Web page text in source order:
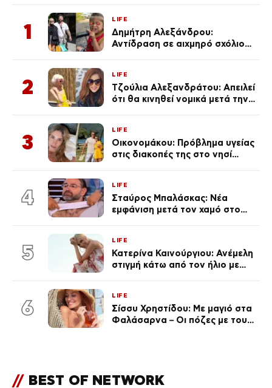
1
LIFE
Δημήτρη Αλεξάνδρου:
Αντίδραση σε αιχμηρό σχόλιο
2
LIFE
Τζούλια Αλεξανδράτου: Απειλεί
ότι θα κινηθεί νομικά μετά την
3
LIFE
Οικονομάκου: Πρόβλημα υγείας
στις διακοπές της στο νησί
4
LIFE
Σταύρος Μπαλάσκας: Νέα
εμφάνιση μετά τον χαμό στο
5
LIFE
Κατερίνα Καινούργιου: Ανέμελη
στιγμή κάτω από τον ήλιο με
6
LIFE
Σίσσυ Χρηστίδου: Με μαγιό στα
Φαλάσαρνα – Οι πόζες με τους
// BEST OF NETWORK